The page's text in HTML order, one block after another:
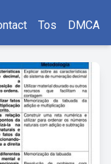
Tos DMCA